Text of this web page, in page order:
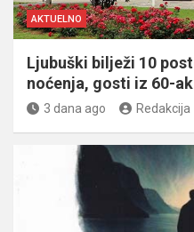
AKTUELNO
Ljubuški bilježi 10
noćenja, gosti iz 60-
3 dana ago Redakcija